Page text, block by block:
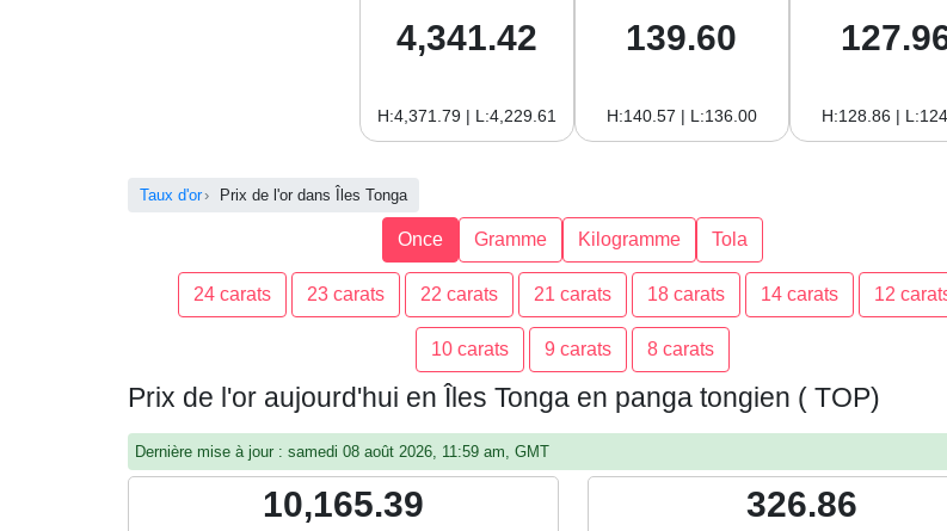
4,341.42
H:4,371.79 | L:4,229.61
139.60
H:140.57 | L:136.00 H:128.86 |
Taux d'or Prix de l'or dans Îles Tonga
Once Gramme Kilogramme Tola
24 carats 23 carats 22 carats 21 carats 18 carats 14 carats 12
10 carats 9 carats 8 carats
Prix de l'or aujourd'hui en Îles Tonga en panga tongien ( TOP)
Dernière mise à jour : samedi 08 août 2026, 11:59 am, GMT
10,165.39 326.86